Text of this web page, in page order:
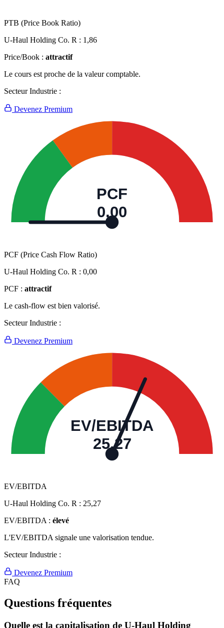
PTB (Price Book Ratio)
U-Haul Holding Co. R : 1,86
Price/Book : attractif
Le cours est proche de la valeur comptable.
Secteur Industrie :
Devenez Premium
PCF
0,00
PCF (Price Cash Flow Ratio)
U-Haul Holding Co. R : 0,00
PCF : attractif
Le cash-flow est bien valorisé.
Secteur Industrie :
Devenez Premium
EV/EBITDA
25,27
EV/EBITDA
U-Haul Holding Co. R : 25,27
EV/EBITDA : élevé
L'EV/EBITDA signale une valorisation tendue.
Secteur Industrie :
Devenez Premium
FAQ
Questions fréquentes
Quelle est la capitalisation de U-Haul Holding